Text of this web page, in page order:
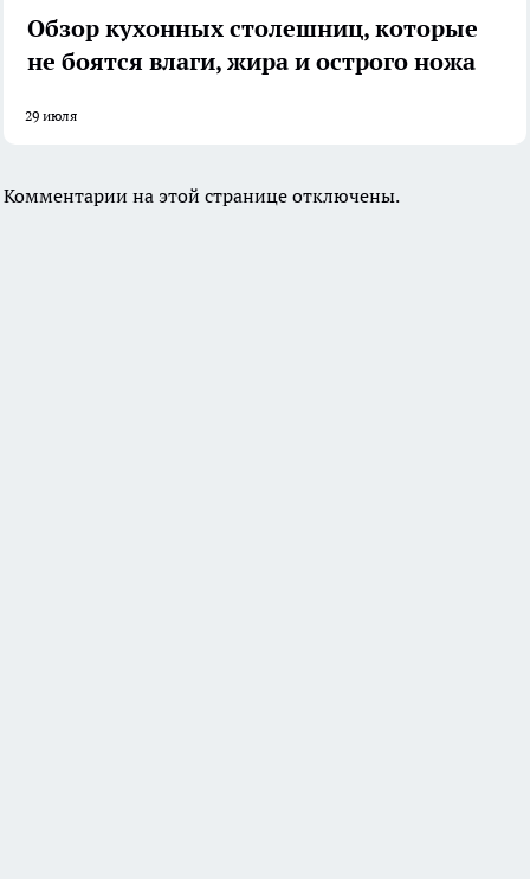
Обзор кухонных столешниц, которые
не боятся влаги, жира и острого ножа
29 июля
Комментарии на этой странице отключены.